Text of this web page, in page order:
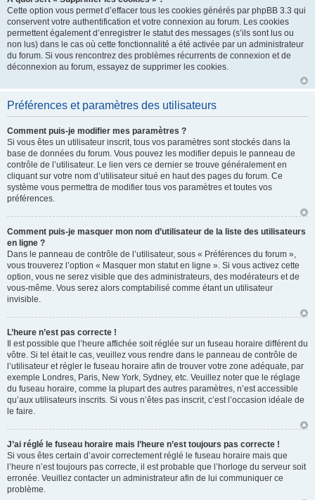
Cette option vous permet d’effacer tous les cookies générés par phpBB 3.3 qui
conservent votre authentification et votre connexion au forum. Les cookies
permettent également d’enregistrer le statut des messages (s’ils sont lus ou
non lus) dans le cas où cette fonctionnalité a été activée par un administrateur
du forum. Si vous rencontrez des problèmes récurrents de connexion et de
déconnexion au forum, essayez de supprimer les cookies.
Préférences et paramètres des utilisateurs
Comment puis-je modifier mes paramètres ?
Si vous êtes un utilisateur inscrit, tous vos paramètres sont stockés dans la
base de données du forum. Vous pouvez les modifier depuis le panneau de
contrôle de l’utilisateur. Le lien vers ce dernier se trouve généralement en
cliquant sur votre nom d’utilisateur situé en haut des pages du forum. Ce
système vous permettra de modifier tous vos paramètres et toutes vos
préférences.
Comment puis-je masquer mon nom d’utilisateur de la liste des utilisateurs
en ligne ?
Dans le panneau de contrôle de l’utilisateur, sous « Préférences du forum »,
vous trouverez l’option « Masquer mon statut en ligne ». Si vous activez cette
option, vous ne serez visible que des administrateurs, des modérateurs et de
vous-même. Vous serez alors comptabilisé comme étant un utilisateur
invisible.
L’heure n’est pas correcte !
Il est possible que l’heure affichée soit réglée sur un fuseau horaire différent du
vôtre. Si tel était le cas, veuillez vous rendre dans le panneau de contrôle de
l’utilisateur et régler le fuseau horaire afin de trouver votre zone adéquate, par
exemple Londres, Paris, New York, Sydney, etc. Veuillez noter que le réglage
du fuseau horaire, comme la plupart des autres paramètres, n’est accessible
qu’aux utilisateurs inscrits. Si vous n’êtes pas inscrit, c’est l’occasion idéale de
le faire.
J’ai réglé le fuseau horaire mais l’heure n’est toujours pas correcte !
Si vous êtes certain d’avoir correctement réglé le fuseau horaire mais que
l’heure n’est toujours pas correcte, il est probable que l’horloge du serveur soit
erronée. Veuillez contacter un administrateur afin de lui communiquer ce
problème.